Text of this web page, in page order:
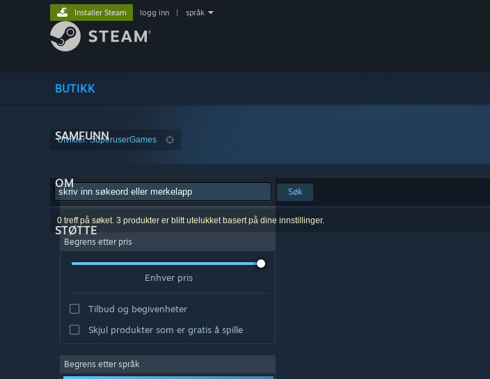
BUTIKK
SAMFUNN
OM
STØTTE
Installer Steam logg inn språk
Utvikler: SuperuserGames
Søk
0 treff på søket. 3 produkter er blitt utelukket basert på dine innstillinger.
Begrens etter pris
Enhver pris
Tilbud og begivenheter
Skjul produkter som er gratis å spille
Begrens etter språk